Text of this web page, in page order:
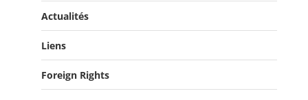
Actualités
Actualités
Salons du Livre
Liens
Foreign Rights